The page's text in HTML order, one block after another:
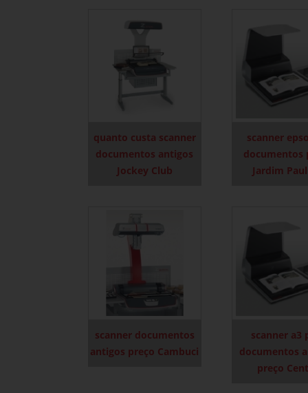
quanto custa scanner
documentos antigos
Jockey Club
scanner
documentos
Jardim
scanner documentos
antigos preço Cambuci
scanner a3
documentos
preço